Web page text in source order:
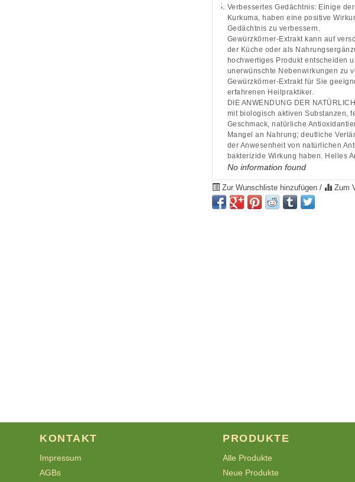
Verbessertes Gedächtnis: Einige
Kurkuma, haben eine positive
Gedächtnis zu verbessern.
Gewürzkörner-Extrakt kann auf
der Küche oder als
hochwertiges Produkt entscheiden
unerwünschte Nebenwirkungen zu
Gewürzkörner-Extrakt für Sie
erfahrenen Heilpraktiker.
DIE ANWENDUNG DER
mit biologisch aktiven Substanzen,
Geschmack, natürliche
Mangel an Nahrung; deutliche
der Anwesenheit von natürlichen
bakterizide Wirkung haben. Helles
No information found
Zur Wunschliste hinzufügen / Zum
KONTAKT
Impressum
AGBs
PRODUKTE
Alle Produkte
Neue Produkte